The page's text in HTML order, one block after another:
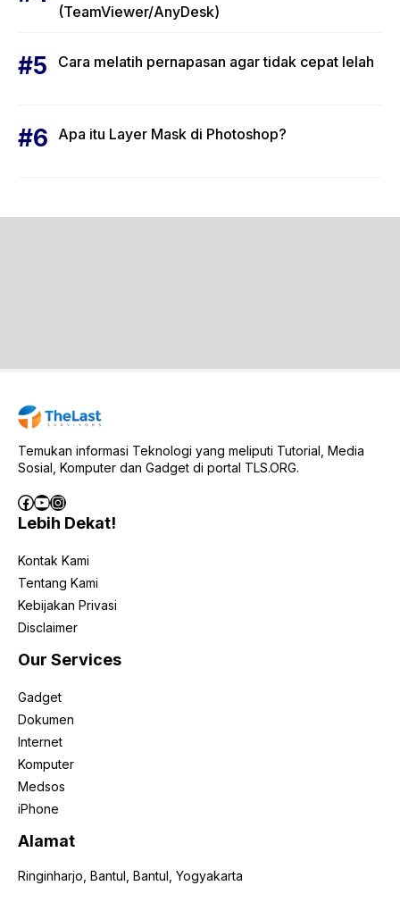
(TeamViewer/AnyDesk)
Cara melatih pernapasan agar tidak cepat lelah
Apa itu Layer Mask di Photoshop?
Temukan informasi Teknologi yang meliputi Tutorial, Media
Sosial, Komputer dan Gadget di portal TLS.ORG.
Facebook
YouTube
Instagram
Lebih Dekat!
Kontak Kami
Tentang Kami
Kebijakan Privasi
Disclaimer
Our Services
Gadget
Dokumen
Internet
Komputer
Medsos
iPhone
Alamat
Ringinharjo, Bantul, Bantul, Yogyakarta